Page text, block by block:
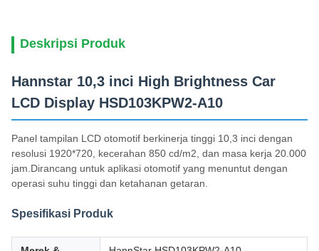
Deskripsi Produk
Hannstar 10,3 inci High Brightness Car
LCD Display HSD103KPW2-A10
Panel tampilan LCD otomotif berkinerja tinggi 10,3 inci dengan
resolusi 1920*720, kecerahan 850 cd/m2, dan masa kerja 20.000
jam.Dirancang untuk aplikasi otomotif yang menuntut dengan
operasi suhu tinggi dan ketahanan getaran.
Spesifikasi Produk